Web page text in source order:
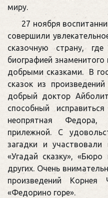
миру.
27 ноября
совершили
сказочную страну,
биографией знаменитого
добрыми сказками. В
сказок из
добрый доктор
способный
неопрятная
прилежной. С
загадки и участвовали
«Угадай сказку»,
других. Очень
произведений Корнея
«Федорино горе».